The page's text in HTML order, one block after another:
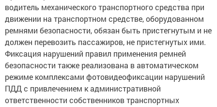
водитель механического транспортного средства при
движении на транспортном средстве, оборудованном
ремнями безопасности, обязан быть пристегнутым и не
должен перевозить пассажиров, не пристегнутых ими.
Фиксация нарушений правил применения ремней
безопасности также реализована в автоматическом
режиме комплексами фотовидеофиксации нарушений
ПДД с привлечением к административной
ответственности собственников транспортных